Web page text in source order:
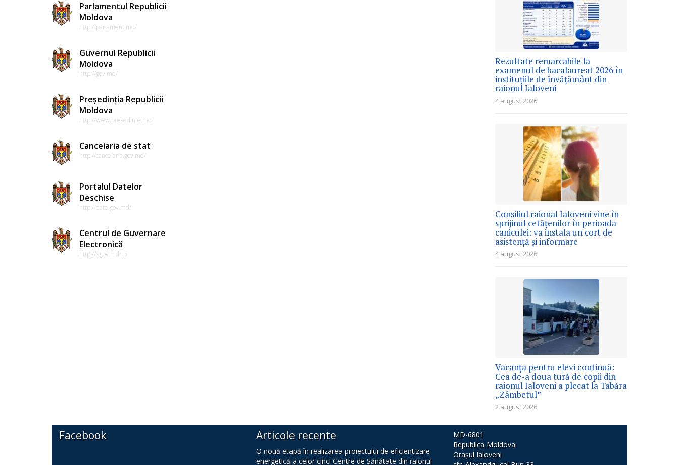
Parlamentul Republicii
Moldova
http://parlament.md/
Guvernul Republicii
Moldova
http://gov.md/
Președinția Republicii
Moldova
http://www.presedinte.md/
Cancelaria de stat
http://cancelaria.gov.md/
Portalul Datelor
Deschise
http://date.gov.md/
Centrul de Guvernare
Electronică
http://egov.md/ro
Rezultate remarcabile la
examenul de bacalaureat 2026 în
instituțiile de învățământ din
raionul Ialoveni
4 august 2026
Consiliul raional Ialoveni vine în
sprijinul cetățenilor în perioada
caniculei: va instala un cort de
asistență și informare
4 august 2026
Vacanța pentru elevi continuă:
Cea de-a doua tură de copii din
raionul Ialoveni a plecat la Tabăra
„Zâmbetul”
2 august 2026
Facebook Articole recente
O nouă etapă în realizarea proiectului de eficientizare
energetică a celor cinci Centre de Sănătate din raionul
MD-6801
Republica Moldova
Orașul Ialoveni